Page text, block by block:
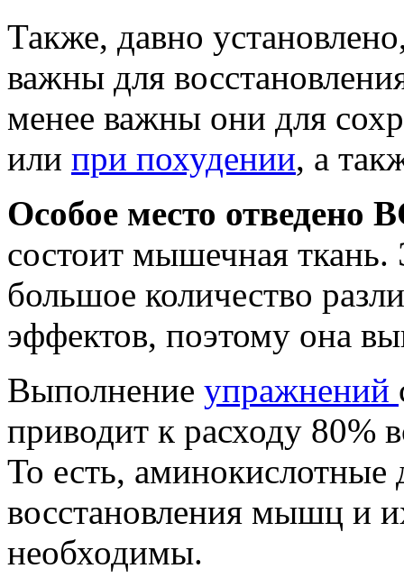
Также, давно
важны для
менее важны они для
или при похудении, а
Особое место отведено
состоит мышечная
большое количество
эффектов, поэтому она
Выполнение упражнений
приводит к расходу 80%
То есть, аминокислотные
восстановления мышц и
необходимы.